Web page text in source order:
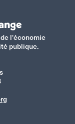
l'économie
publique.